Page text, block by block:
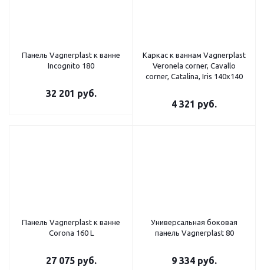
Панель Vagnerplast к ванне
Incognito 180
32 201 руб.
Каркас к ваннам Vagnerplast
Veronela corner, Cavallo
corner, Catalina, Iris 140x140
4 321 руб.
Панель Vagnerplast к ванне
Corona 160 L
27 075руб.
Универсальная боковая
панель Vagnerplast 80
9 334 руб.